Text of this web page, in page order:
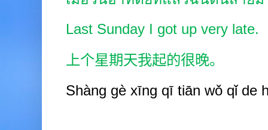
Last Sunday I got up very late.
上个星期天我起的很晚。
Shàng gè xīng qī tiān wǒ qǐ de